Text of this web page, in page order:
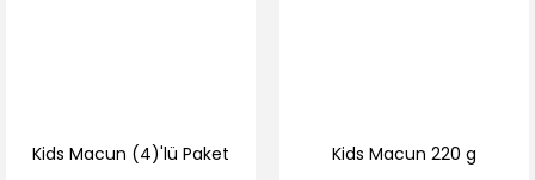
Kids Macun (4)'lü Paket Kids Macun 220 g